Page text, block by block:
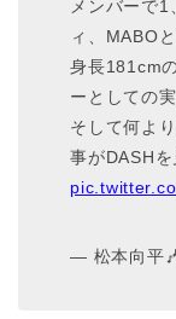
メンバーで1
ィ、MABO
身長181cm
ーとしての
そして何よ
事がDASH
— 松本向平